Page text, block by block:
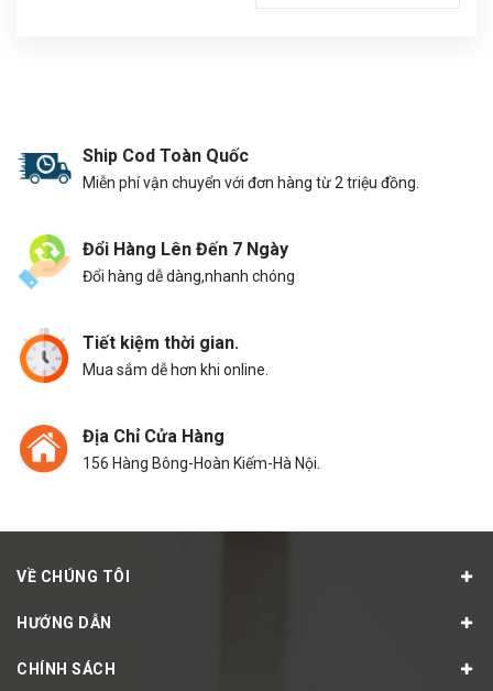
Ship Cod Toàn Quốc
Miễn phí vận chuyển với đơn hàng từ 2 triệu đồng.
Đổi Hàng Lên Đến 7 Ngày
Đổi hàng dễ dàng,nhanh chóng
Tiết kiệm thời gian.
Mua sắm dễ hơn khi online.
Địa Chỉ Cửa Hàng
156 Hàng Bông-Hoàn Kiếm-Hà Nội.
VỀ CHÚNG TÔI
HƯỚNG DẪN
CHÍNH SÁCH